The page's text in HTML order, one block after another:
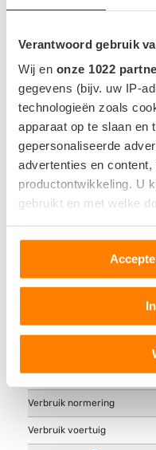
Verantwoord gebruik
Wij en onze 1022
gegevens (bijv. uw IP-
technologieën zoals
apparaat op te slaan en
gepersonaliseerde
advertenties en
productontwikkeling. U
gebruikt en met welke
Als u het toestaat,
Informatie
die tot een paar
Uw apparaat
verwerkt en stel uw
intrekken in de
We gebruiken cookies
ACCU EN OPLADEN
Accu capaciteit bruikbaar
Locatie snellaadpoort
Snellaadaansluting
Snellaadtijd
Actieradius
Verbruik normering
Verbruik voertuig